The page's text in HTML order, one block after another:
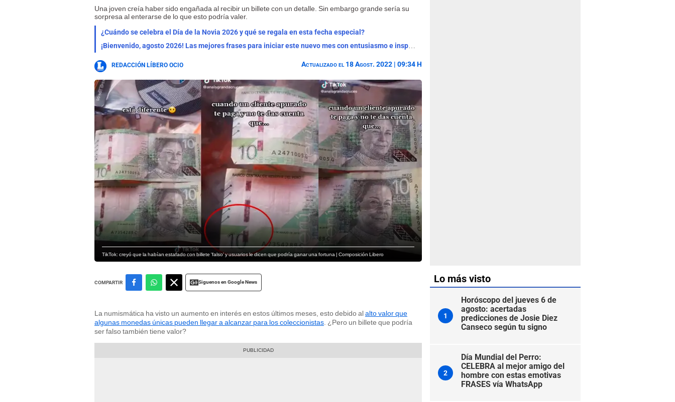
Una joven creía haber sido engañada al recibir un billete con un detalle. Sin embargo grande sería su
sorpresa al enterarse de lo que esto podría valer.
¿Cuándo se celebra el Día de la Novia 2026 y qué se regala en esta fecha especial?
¡Bienvenido, agosto 2026! Las mejores frases para iniciar este nuevo mes con entusiasmo e inspiración
REDACCIÓN LÍBERO OCIO Actualizado el 18 Agost. 2022 | 09:34 H
TikTok: creyó que la habían estafado con billete 'falso' y usuarios le dicen que podría ganar una fortuna | Composición Libero
COMPARTIR Siguenos en Google News
La numismática ha visto un aumento en interés en estos últimos meses, esto debido alalto valor que
algunas monedas únicas pueden llegar a alcanzar para los coleccionistas . ¿Pero un billete que podría
ser falso también tiene valor?
Lo más visto
1
Horóscopo del jueves 6 de
agosto: acertadas
predicciones de Josie Diez
Canseco según tu signo
2
Día Mundial del Perro:
CELEBRA al mejor amigo del
hombre con estas emotivas
FRASES vía WhatsApp